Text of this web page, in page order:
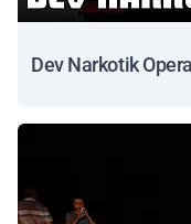
Dev Narkotik